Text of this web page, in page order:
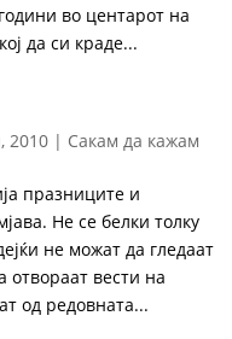
во центарот на
да си краде...
2010 | Сакам да кажам
празниците и
Не се белки толку
не можат да гледаат
отвораат вести на
од редовната...